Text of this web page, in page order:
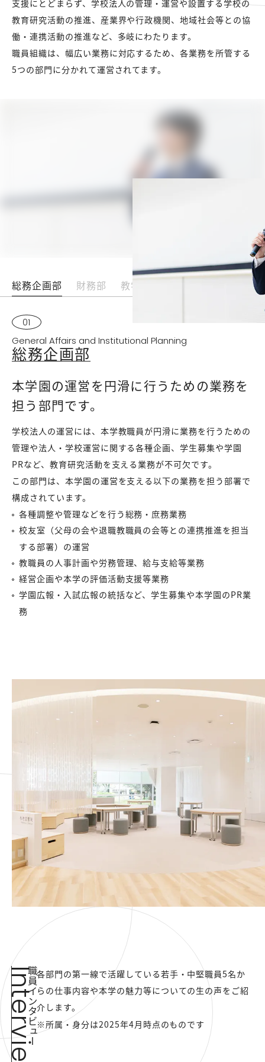
支援にとどまらず、学校法人の管理・運営や設置する学校の
教育研究活動の推進、産業界や行政機関、地域社会等との協
働・連携活動の推進など、多岐にわたります。
職員組織は、幅広い業務に対応するため、各業務を所管する
5つの部門に分かれて運営されてます。
総務企画部 財務部 教学事務部 教育研究事業部
01
General Affairs and Institutional Planning
総務企画部
本学園の運営を円滑に行うための業務を
担う部門です。
学校法人の運営には、本学教職員が円滑に業務を行うための
管理や法人・学校運営に関する各種企画、学生募集や学園
PRなど、教育研究活動を支える業務が不可欠です。
この部門は、本学園の運営を支える以下の業務を担う部署で
構成されています。
各種調整や管理などを行う総務・庶務業務
校友室（父母の会や退職教職員の会等との連携推進を担当
する部署）の運営
教職員の人事計画や労務管理、給与支給等業務
経営企画や本学の評価活動支援等業務
学園広報・入試広報の統括など、学生募集や本学園のPR業
務
職員インタビュー
Interview各部門の第一線で活躍している若手・中堅職員5名か
らの仕事内容や本学の魅力等についての生の声をご紹
介します。
※所属・身分は2025年4月時点のものです